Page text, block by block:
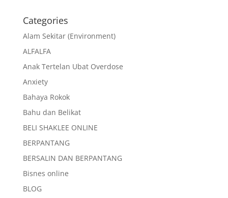
Categories
Alam Sekitar (Environment)
ALFALFA
Anak Tertelan Ubat Overdose
Anxiety
Bahaya Rokok
Bahu dan Belikat
BELI SHAKLEE ONLINE
BERPANTANG
BERSALIN DAN BERPANTANG
Bisnes online
BLOG